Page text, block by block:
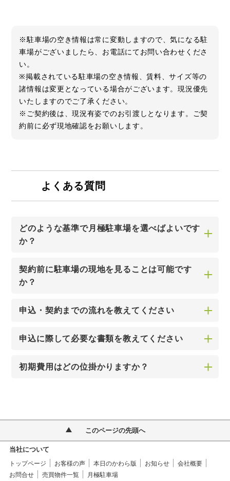
※駐車場の空き情報は常に変動しますので、気になる駐
車場がございましたら、お電話にてお問い合わせくださ
い。
※掲載されている駐車場の空き情報、賃料、サイズ等の
諸情報は変更となっている場合がございます。現況優先
いたしますのでご了承ください。
※ご契約後は、現況有姿でのお引渡しとなります。ご契
約前に必ず現地確認をお願いします。
よくある質問
どのような基準で月極駐車場を選べばよいです
か？
契約前に駐車場の現地を見ることは可能です
か？
申込・契約までの流れを教えてください
申込に際して必要な書類を教えてください
初期費用はどの位掛かりますか？
このページの先頭へ
当社について
トップページ お客様の声 本日のかわら版 お知らせ
会社概要
お問合せ
売買物件一覧 月極駐車場